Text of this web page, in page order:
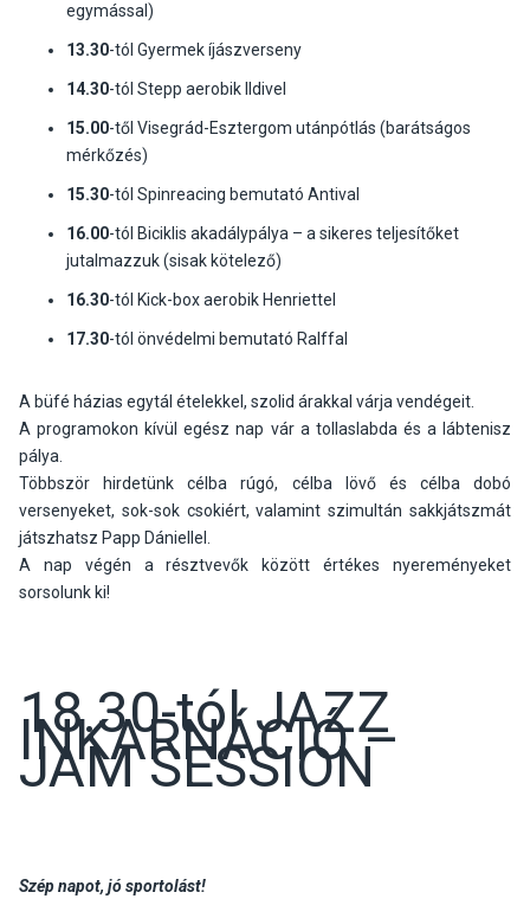
egymással)
13.30-tól Gyermek íjászverseny
14.30-tól Stepp aerobik Ildivel
15.00-től Visegrád-Esztergom utánpótlás (barátságos
mérkőzés)
15.30-tól Spinreacing bemutató Antival
16.00-tól Biciklis akadálypálya – a sikeres teljesítőket
jutalmazzuk (sisak kötelező)
16.30-tól Kick-box aerobik Henriettel
17.30-tól önvédelmi bemutató Ralffal
A büfé házias egytál ételekkel, szolid árakkal várja vendégeit.
A programokon kívül egész nap vár a tollaslabda és a lábtenisz
pálya.
Többször hirdetünk célba rúgó, célba lövő és célba dobó
versenyeket, sok-sok csokiért, valamint szimultán sakkjátszmát
játszhatsz Papp Dániellel.
A nap végén a résztvevők között értékes nyereményeket
sorsolunk ki!
18.30-tól JAZZ
INKARNÁCIÓ –
JAM SESSION
Szép napot, jó sportolást!